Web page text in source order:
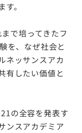
。
で培ってきたフ
を、なぜ社会と
ネッサンスアカ
有したい価値と
の全容を発表す
ンスアカデミア